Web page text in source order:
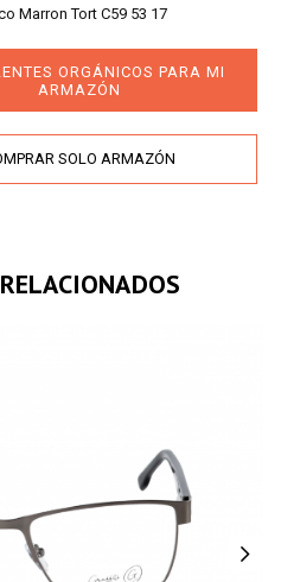
Marron Tort C59 53 17
ORGÁNICOS PARA MI
ARMAZÓN
SOLO ARMAZÓN